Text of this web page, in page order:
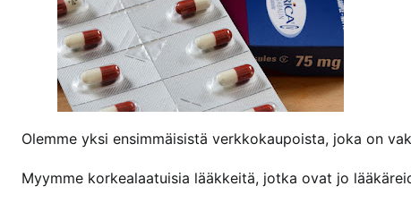
e
l
i
i
n
o
t
Olemme yksi ensimmäisistä verkkokaupoista, joka on
Myymme korkealaatuisia lääkkeitä, jotka ovat jo